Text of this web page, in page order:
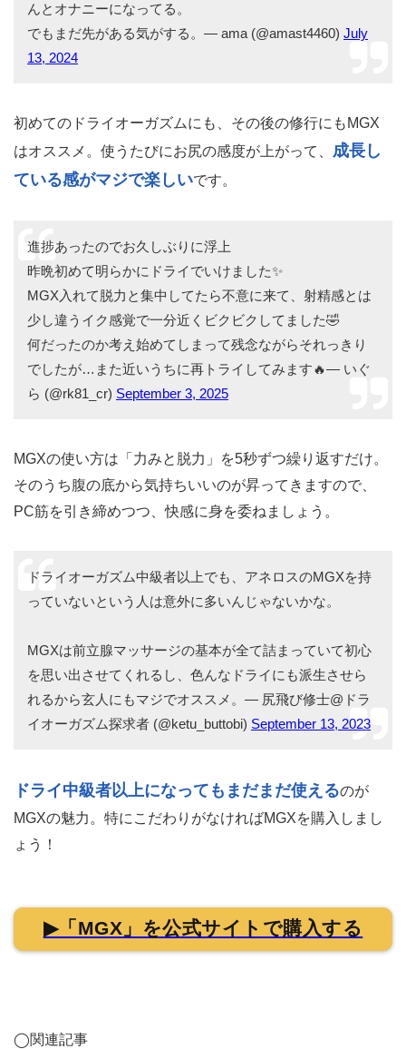
んとオナニーになってる。
でもまだ先がある気がする。— ama (@amast4460) July
13, 2024
初めてのドライオーガズムにも、その後の修行にもMGX
はオススメ。使うたびにお尻の感度が上がって、 成長し
ている感がマジで楽しいです。
進捗あったのでお久しぶりに浮上
昨晩初めて明らかにドライでいけました✨️
MGX入れて脱力と集中してたら不意に来て、射精感とは
少し違うイク感覚で一分近くビクビクしてました🤣
何だったのか考え始めてしまって残念ながらそれっきり
でしたが…また近いうちに再トライしてみます🔥— いぐ
ら (@rk81_cr) September 3, 2025
MGXの使い方は「力みと脱力」を5秒ずつ繰り返すだけ。
そのうち腹の底から気持ちいいのが昇ってきますので、
PC筋を引き締めつつ、快感に身を委ねましょう。
ドライオーガズム中級者以上でも、アネロスのMGXを持
っていないという人は意外に多いんじゃないかな。
MGXは前立腺マッサージの基本が全て詰まっていて初心
を思い出させてくれるし、色んなドライにも派生させら
れるから玄人にもマジでオススメ。— 尻飛び修士@ドラ
イオーガズム探求者 (@ketu_buttobi) September 13, 2023
ドライ中級者以上になってもまだまだ使えるのが
MGXの魅力。特にこだわりがなければMGXを購入しまし
ょう！
▶「MGX」を公式サイトで購入する
◯関連記事